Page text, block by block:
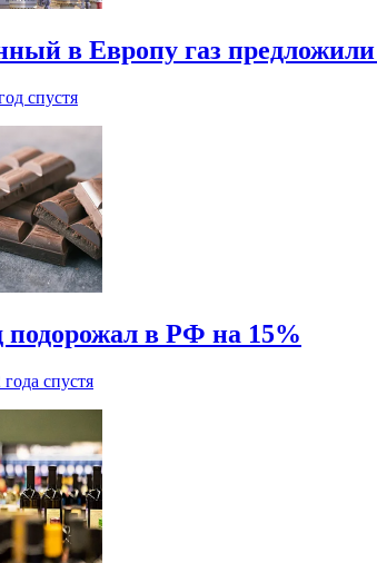
в Европу газ
спустя
в РФ на 15%
года спустя